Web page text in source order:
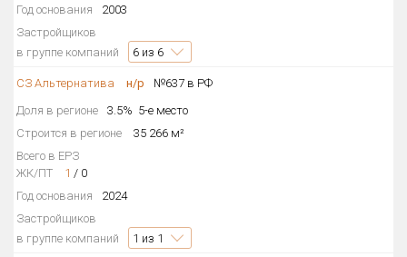
Блокированных домов
Домов с апартаментами
Поселков таунхаусов
Блокированных домов
Квартир, апартаментов,
блоков в БД
Год основания
2003
Застройщиков
в группе компаний
6 из 6
СЗ Альтернатива н/р
№637 в РФ
Доля в регионе
3.5% 5-е место
Строится в регионе
35 266 м²
Всего в ЕРЗ
ЖК/ПТ
1 / 0
Год основания
2024
Застройщиков
в группе компаний
1 из 1